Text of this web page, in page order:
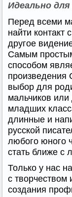
Идеально
Перед всеми
найти контакт
другое
Самым
способом
выбор для
мальчиков или
младших
длинные и
русской
любого юного
стать ближе с
Только у нас
с творчеством
создания